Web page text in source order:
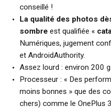
conseillé !
La qualité des photos
sombreest qualifiée «
Numériques, jugement
et AndroidAuthority.
Assez lourd : environ 200 g
Processeur : « Des
moins bonnes » que des
chers) comme le OnePlus